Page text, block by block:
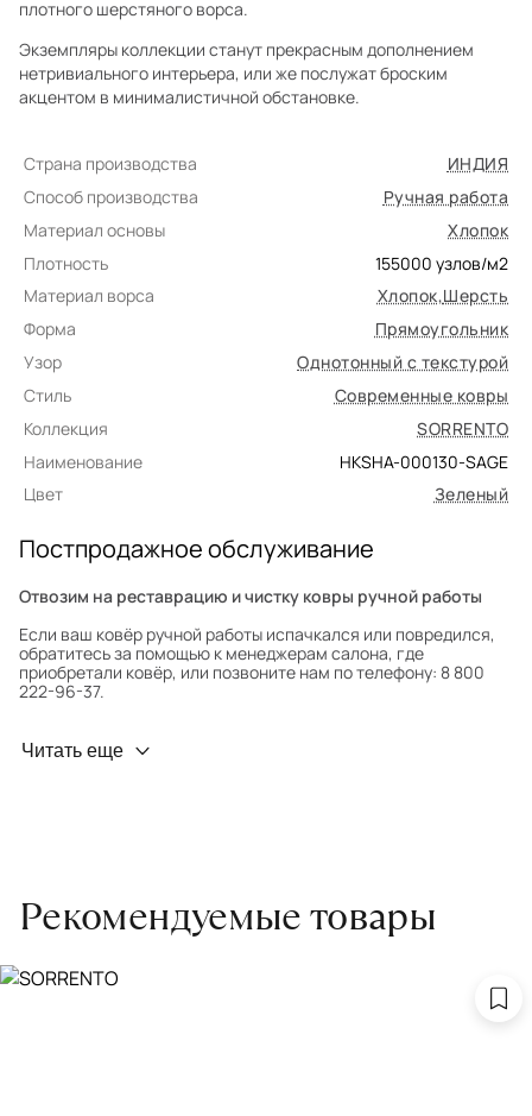
плотного шерстяного ворса.
Экземпляры коллекции станут прекрасным дополнением
нетривиального интерьера, или же послужат броским
акцентом в минималистичной обстановке.
Страна производства
ИНДИЯ
Способ производства
Ручная работа
Материал основы
Хлопок
Плотность
155000 узлов/м2
Материал ворса
Хлопок,Шерсть
Форма
Прямоугольник
Узор
Однотонный с текстурой
Стиль
Современные ковры
Коллекция
SORRENTO
Наименование
HKSHA-000130-SAGE
Цвет
Зеленый
Постпродажное обслуживание
Отвозим на реставрацию и чистку ковры ручной работы
Если ваш ковёр ручной работы испачкался или повредился,
обратитесь за помощью к менеджерам салона, где
приобретали ковёр, или позвоните нам по телефону: 8 800
222-96-37.
Профилактика износа
заборе ковра экспертом либо привозите его в салон.
Читать еще
Рекомендуемые товары